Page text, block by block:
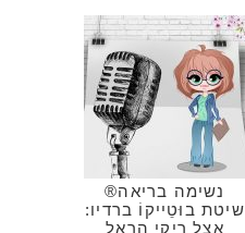
נשימה בריאה®
שיטת בוּטֵייקוֹ ברדיו:
אצל ריקי הראל